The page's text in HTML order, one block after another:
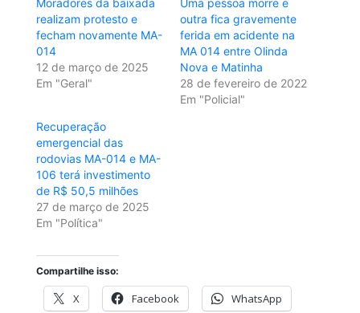
realizam protesto e
fecham novamente MA-
014
12 de março de 2025
Em "Geral"
outra fica gravemente
ferida em acidente na
MA 014 entre Olinda
Nova e Matinha
28 de fevereiro de 2022
Em "Policial"
Recuperação
emergencial das
rodovias MA-014 e MA-
106 terá investimento
de R$ 50,5 milhões
27 de março de 2025
Em "Política"
Compartilhe isso:
X Facebook WhatsApp